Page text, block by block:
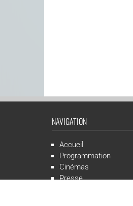
NAVIGATION
Accueil
Programmation
Cinémas
Presse